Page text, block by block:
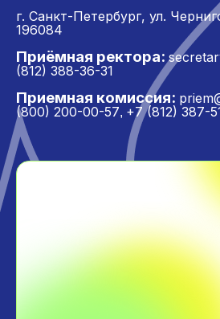
г. Санкт-Петербург, ул.
196084
Приёмная ректора:
(812) 388-36-31
Приемная комиссия:
(800) 200-00-57, +7 (812) 387-